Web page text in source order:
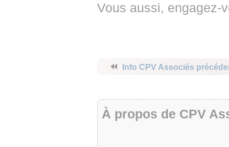
Vous aussi, engagez-
⏪ Info CPV Associés
À propos de CPV